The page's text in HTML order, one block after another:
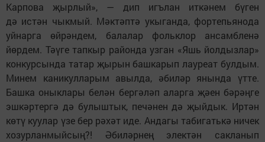
Карпова җырлый», — дип игълан иткәнем бүген
дә истән чыкмый. Мәктәптә укыганда, фортепьянода
уйнарга өйрәндем, балалар фольклор ансамбленә
йөрдем. Тәүге тапкыр районда узган «Яшь йолдызлар»
конкурсында татар җырын башкарып лауреат булдым.
Минем каникулларым авылда, әбиләр янында үтте.
Башка оныклары белән бергәләп аларга җәен бәрәңге
эшкәртергә дә булыштык, печәнен дә җыйдык. Иртән
көтү куулар үзе бер рәхәт иде. Андагы табигатькә ничек
хозурланмыйсың?! Әбиләрнең электән сакланып